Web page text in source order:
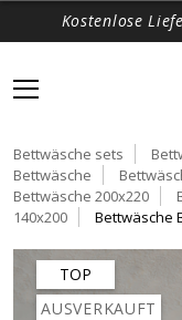
Kostenlose
Bettwäsche sets
Bettwäsche
Bettwäsche 200x220
140x200
Bettwäsche
TOP
AUSVERKAUFT